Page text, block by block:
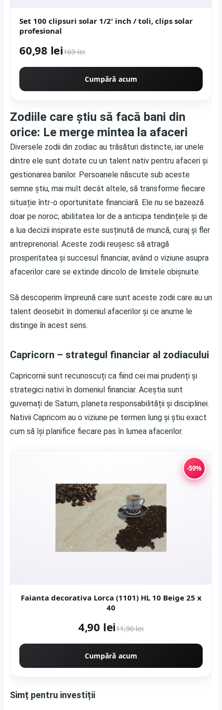
Set 100 clipsuri solar 1/2' inch / toli, clips solar
profesional
60,98 lei169 lei
Cumpără acum
Zodiile care știu să facă bani din
orice: Le merge mintea la afaceri
Diversele zodii din zodiac au trăsături distincte, iar unele
dintre ele sunt dotate cu un talent nativ pentru afaceri și
gestionarea banilor. Persoanele născute sub aceste
semne știu, mai mult decât altele, să transforme fiecare
situație într-o oportunitate financiară. Ele nu se bazează
doar pe noroc; abilitatea lor de a anticipa tendințele și de
a lua decizii inspirate este susținută de muncă, curaj și fler
antreprenorial. Aceste zodii reușesc să atragă
prosperitatea și succesul financiar, având o viziune asupra
afacerilor care se extinde dincolo de limitele obișnuite.
Să descoperim împreună care sunt aceste zodii care au un
talent deosebit în domeniul afacerilor și ce anume le
distinge în acest sens.
Capricorn – strategul financiar al zodiacului
Capricornii sunt recunoscuți ca fiind cei mai prudenți și
strategici nativi în domeniul financiar. Aceștia sunt
guvernați de Saturn, planeta responsabilității și disciplinei.
Nativii Capricorn au o viziune pe termen lung și știu exact
cum să își planifice fiecare pas în lumea afacerilor.
-59%
Faianta decorativa Lorca (1101) HL 10 Beige 25 x
40
4,90 lei11,90 lei
Cumpără acum
Simț pentru investiții